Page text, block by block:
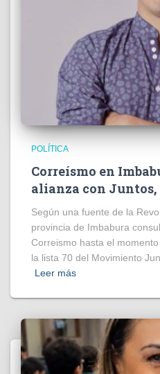
POLÍTICA
Correísmo en
alianza con Juntos,
Según una fuente de la
provincia de Imbabura
Correismo hasta el
la lista 70 del Movimiento
Leer más